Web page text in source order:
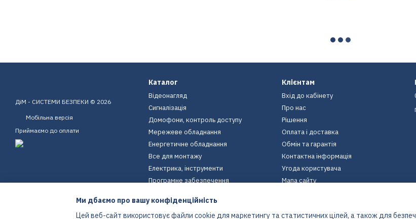
ДіМ - СИСТЕМИ БЕЗПЕКИ © 2026
Мобільна версія
Приймаємо до оплати
Каталог
Відеонагляд
Сигналізація
Домофони, контроль доступу
Мережеве обладнання
Енергетичне обладнання
Все для монтажу
Електрика, інструменти
Програмне забезпечення
Екіпірування
Енергетичне обладнання
Клієнтам
Вхід до кабінету
Про нас
Рішення
Оплата і доставка
Обмін та гарантія
Контактна інформація
Угода користувача
Мапа сайту
Ми дбаємо про вашу конфіденційність
Цей веб-сайт використовує файли cookie для маркетингу та статистичних цілей, а також для